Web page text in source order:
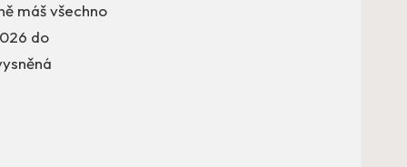
máš všechno
do